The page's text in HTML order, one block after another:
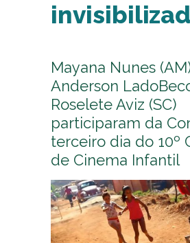
Mayana Nunes
Anderson
Roselete Aviz (SC)
participaram da
terceiro dia do 10º
de Cinema Infantil